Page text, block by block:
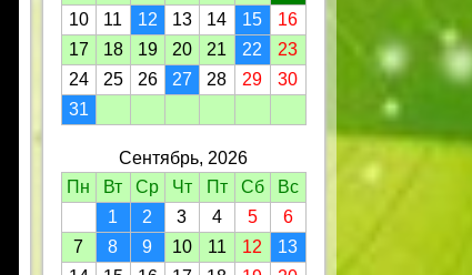
10
11 12 13 14 15
16
17
18 19 20 21 22
23
24
25 26 27 28 29
30
31
Сентябрь, 2026
Пн
Вт Ср Чт Пт Сб
Вс
1
2 3 4 5
6
7
8 9 10 11 12
13